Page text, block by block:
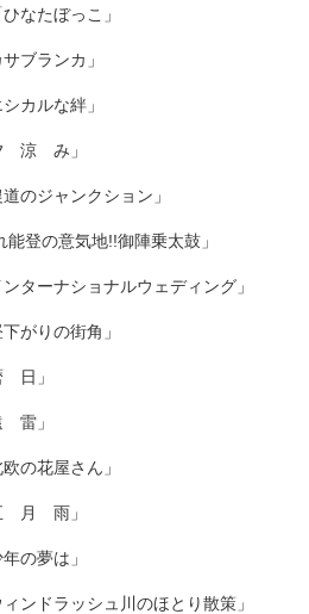
なたぼっこ」
ブランカ」
カルな絆」
涼 み」
ジャンクション」
登の意気地!!御陣乗太鼓」
ーナショナルウェディング」
がりの街角」
日」
雷」
の花屋さん」
月 雨」
の夢は」
ドラッシュ川のほとり散策」